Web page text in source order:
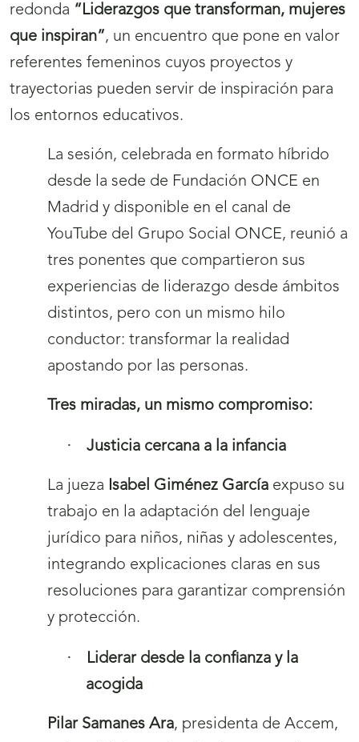
redonda “Liderazgos que transforman, mujeres
que inspiran”, un encuentro que pone en valor
referentes femeninos cuyos proyectos y
trayectorias pueden servir de inspiración para
los entornos educativos.
La sesión, celebrada en formato híbrido
desde la sede de Fundación ONCE en
Madrid y disponible en el canal de
YouTube del Grupo Social ONCE, reunió a
tres ponentes que compartieron sus
experiencias de liderazgo desde ámbitos
distintos, pero con un mismo hilo
conductor: transformar la realidad
apostando por las personas.
Tres miradas, un mismo compromiso:
· Justicia cercana a la infancia
La jueza Isabel Giménez García expuso su
trabajo en la adaptación del lenguaje
jurídico para niños, niñas y adolescentes,
integrando explicaciones claras en sus
resoluciones para garantizar comprensión
y protección.
·
Liderar desde la confianza y la
acogida
Pilar Samanes Ara, presidenta de Accem,